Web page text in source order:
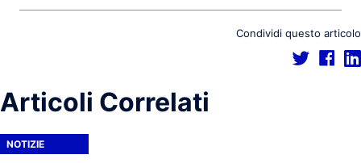
Condividi questo articolo
Articoli Correlati
NOTIZIE